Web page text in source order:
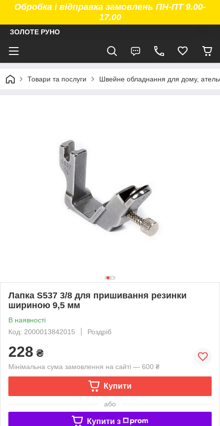
Обробка і відправка замовлень ПН-ПТ 9.00-
17.00
ЗОЛОТЕ РУНО
Товари та послуги Швейне обладнання для дому,
Лапка S537 3/8 для пришивання резинки
шириною 9,5 мм
В наявності
Код: 2000013842015
Роздріб
228 ₴
Мінімальна сума замовлення на сайті — 600 ₴
Купити
або
Купити з